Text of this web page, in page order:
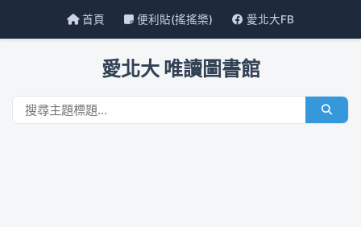
首頁 便利貼(搖搖樂) 愛北大FB
愛北大 唯讀圖書館